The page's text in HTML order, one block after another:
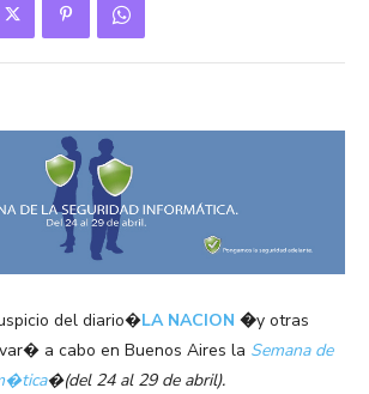
del diario�LA NACION �y otras
a cabo en Buenos Aires la Semana de
�(del 24 al 29 de abril).